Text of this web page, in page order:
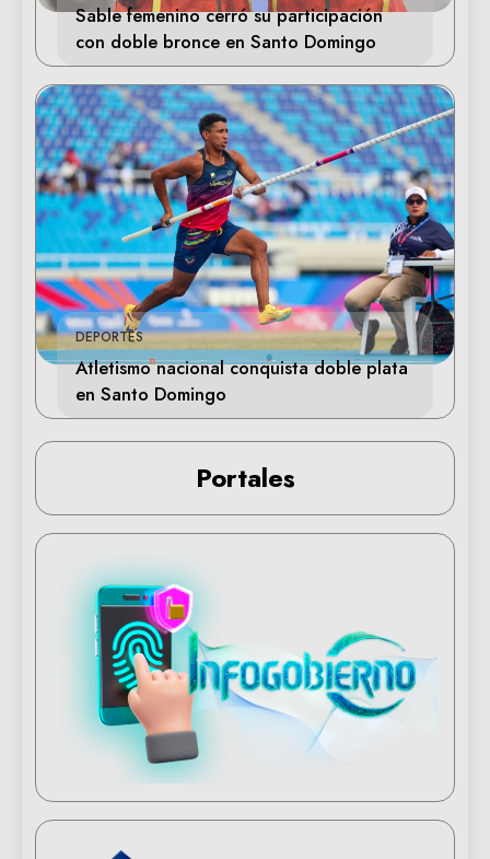
Sable femenino cerró su participación
con doble bronce en Santo Domingo
DEPORTES
Atletismo nacional conquista doble plata
en Santo Domingo
Portales